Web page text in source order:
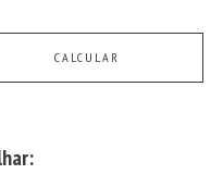
CALCULAR